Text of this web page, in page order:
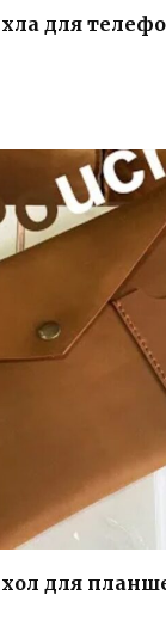
для
для